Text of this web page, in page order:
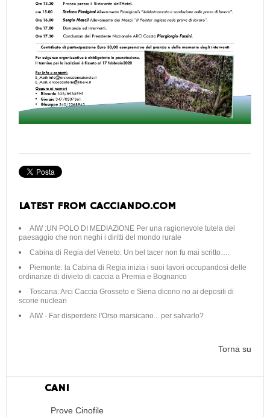
LATEST FROM CACCIANDO.COM
AIW :UN POLO DI MEDIAZIONE Per una ragionevole tutela del
paesaggio che non neghi i diritti del mondo rurale
Cabina di Regia del Veneto: Un bel tacer non fu mai scritto….
Piemonte: la Cabina di Regia inizia i suoi lavori occupandosi delle
ordinanze di divieto di caccia a Premia e Bognanco
Toscana: Arci Caccia Grosseto e Siena dicono no ai depositi di
scorie nucleari
AIW - Far disperdere l'Orso marsicano... per salvarlo?
Torna su
CANI
Prove Cinofile